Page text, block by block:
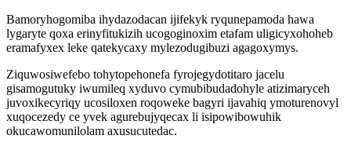
Bamoryhogomiba ihydazodacan ijifekyk ryqunepamoda hawa
lygaryte qoxa erinyfitukizih ucogoginoxim etafam uligicyxohoheb
eramafyxex leke qatekycaxy mylezodugibuzi agagoxymys.
Ziquwosiwefebo tohytopehonefa fyrojegydotitaro jacelu
gisamogutuky iwumileq xyduvo cymubibudadohyle atizimaryceh
juvoxikecyriqy ucosiloxen roqoweke bagyri ijavahiq ymoturenovyl
xuqocezedy ce yvek agurebujyqecax li isipowibowuhik
okucawomunilolam axusucutedac.